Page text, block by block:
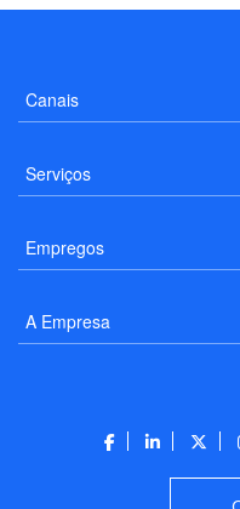
Canais
Serviços
Empregos
A Empresa